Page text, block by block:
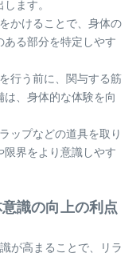
ます。
かけることで、身体の
る部分を特定しやす
行う前に、関与する筋
、身体的な体験を向
ップなどの道具を取り
限界をより意識しやす
識の向上の利点
が高まることで、リラ